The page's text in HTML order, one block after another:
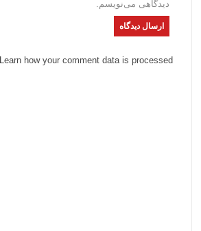
دیدگاهی می‌نویسم.
Learn how your comment data is processed.